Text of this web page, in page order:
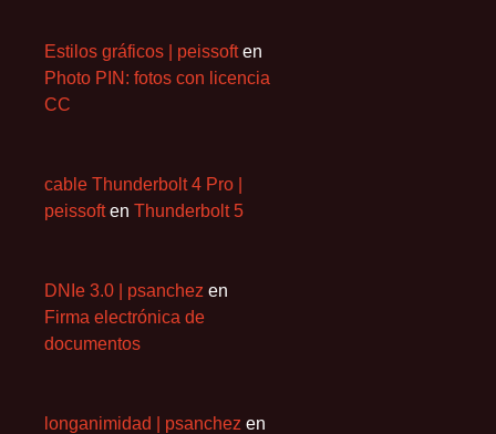
Estilos gráficos | peissoften
Photo PIN: fotos con licencia
CC
cable Thunderbolt 4 Pro |
peissoften Thunderbolt 5
DNIe 3.0 | psanchez en
Firma electrónica de
documentos
longanimidad | psanchez en